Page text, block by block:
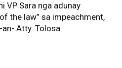
VP Sara nga adunay
the law” sa impeachment,
an- Atty. Tolosa